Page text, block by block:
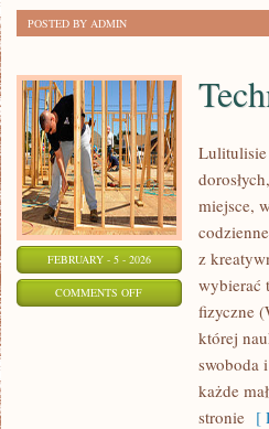
POSTED BY ADMIN
FEBRUARY - 5 - 2026
COMMENTS OFFON
Lulitulisie
miejsce,
z
wybierać
fizyczne
której
swoboda
każde
stronie [